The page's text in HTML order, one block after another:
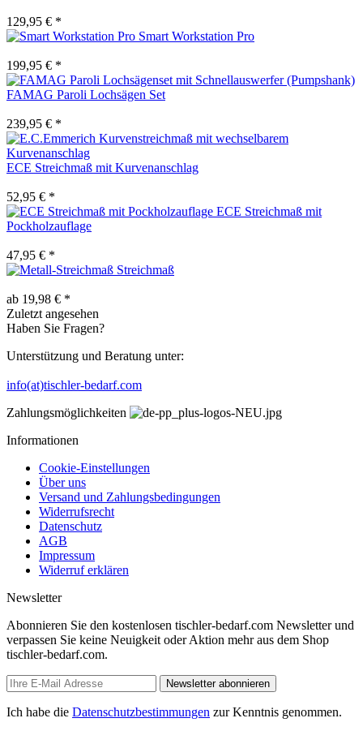
129,95 € *
Smart Workstation Pro
199,95 € *
FAMAG Paroli Lochsägen Set
239,95 € *
ECE Streichmaß mit Kurvenanschlag
52,95 € *
ECE Streichmaß mit
Pockholzauflage
47,95 € *
Streichmaß
ab 19,98 € *
Zuletzt angesehen
Haben Sie Fragen?
Unterstützung und Beratung unter:
info(at)tischler-bedarf.com
Zahlungsmöglichkeiten
Informationen
Cookie-Einstellungen
Über uns
Versand und Zahlungsbedingungen
Widerrufsrecht
Datenschutz
AGB
Impressum
Widerruf erklären
Newsletter
Abonnieren Sie den kostenlosen tischler-bedarf.com Newsletter und
verpassen Sie keine Neuigkeit oder Aktion mehr aus dem Shop
tischler-bedarf.com.
Newsletter abonnieren
Ich habe die Datenschutzbestimmungen zur Kenntnis genommen.